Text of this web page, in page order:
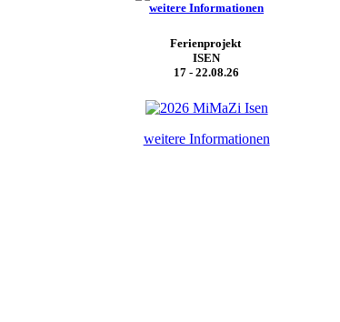
weitere Informationen
Ferienprojekt
ISEN
17 - 22.08.26
weitere Informationen